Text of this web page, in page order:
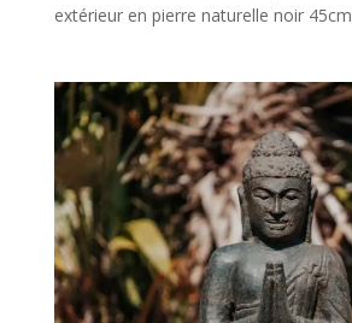
extérieur en pierre naturelle noir 45cm